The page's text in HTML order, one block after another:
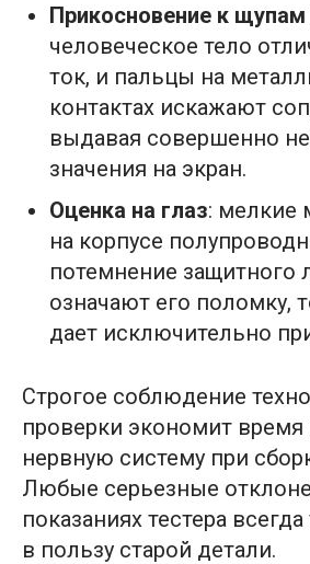
Прикосновение к щупам
человеческое тело
ток, и пальцы на
контактах искажают
выдавая совершенно
значения на экран.
Оценка на глаз: мелкие
на корпусе
потемнение защитного
означают его поломку,
дает исключительно
Строгое соблюдение
проверки экономит время
нервную систему при
Любые серьезные
показаниях тестера
в пользу старой детали.